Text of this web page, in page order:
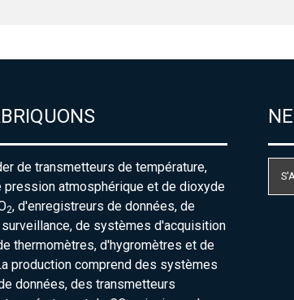
de transmetteurs de température,
pression atmosphérique et de dioxyde
2, d'enregistreurs de données, de
de systèmes d'acquisition
thermomètres, d'hygromètres et de
production comprend des systèmes
données, des transmetteurs